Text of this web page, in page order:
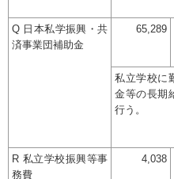
Q 日本私学振興・共
済事業団補助金
65,289
私立学校に
金等の長期
行う。
R 私立学校振興等事
務費
4,038